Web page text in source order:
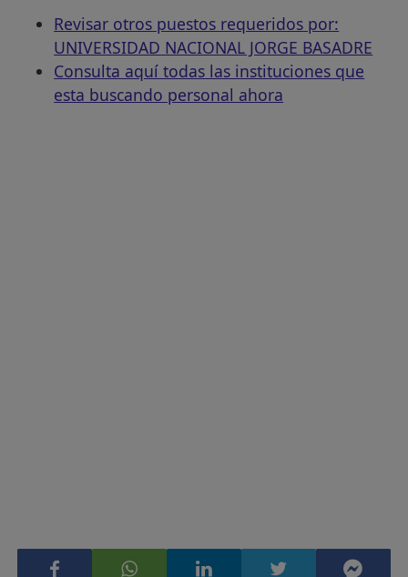
Revisar otros puestos requeridos por:
UNIVERSIDAD NACIONAL JORGE BASADRE
Consulta aquí todas las instituciones que
esta buscando personal ahora